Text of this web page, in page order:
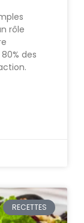
rôle
des
RECETTES